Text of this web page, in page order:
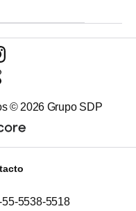
© 2026 Grupo SDP
55-5538-5518